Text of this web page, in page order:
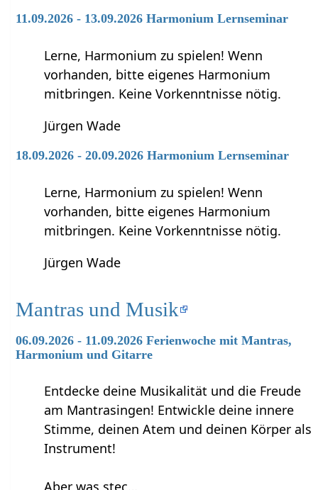
11.09.2026 - 13.09.2026 Harmonium Lernseminar
Lerne, Harmonium zu spielen! Wenn
vorhanden, bitte eigenes Harmonium
mitbringen. Keine Vorkenntnisse nötig.
Jürgen Wade
18.09.2026 - 20.09.2026 Harmonium Lernseminar
Lerne, Harmonium zu spielen! Wenn
vorhanden, bitte eigenes Harmonium
mitbringen. Keine Vorkenntnisse nötig.
Jürgen Wade
Mantras und Musik
06.09.2026 - 11.09.2026 Ferienwoche mit Mantras,
Harmonium und Gitarre
Entdecke deine Musikalität und die Freude
am Mantrasingen! Entwickle deine innere
Stimme, deinen Atem und deinen Körper als
Instrument!